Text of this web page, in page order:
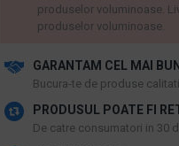
GARANTAM CEL MAI
​Bucura-te de produse
PRODUSUL POATE FI
De catre consumatori in 30
produselor voluminoase.
produselor voluminoase.